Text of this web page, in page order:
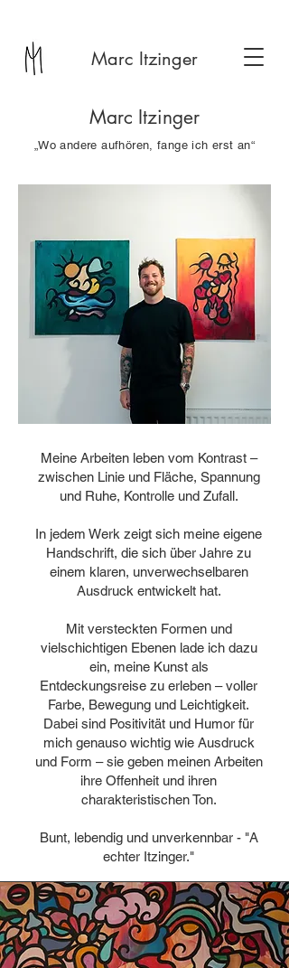
Marc Itzinger
Marc Itzinger
„Wo andere aufhören, fange ich erst an“
Meine Arbeiten leben vom Kontrast –
zwischen Linie und Fläche, Spannung
und Ruhe, Kontrolle und Zufall.
In jedem Werk zeigt sich meine eigene
Handschrift, die sich über Jahre zu
einem klaren, unverwechselbaren
Ausdruck entwickelt hat.
Mit versteckten Formen und
vielschichtigen Ebenen lade ich dazu
ein, meine Kunst als
Entdeckungsreise zu erleben – voller
Farbe, Bewegung und Leichtigkeit.
Dabei sind Positivität und Humor für
mich genauso wichtig wie Ausdruck
und Form – sie geben meinen Arbeiten
ihre Offenheit und ihren
charakteristischen Ton.
Bunt, lebendig und unverkennbar - "A
echter Itzinger."